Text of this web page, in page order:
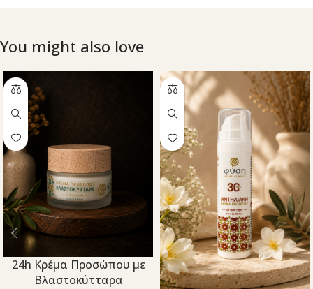
You might also love
24h Κρέμα Προσώπου με
Βλαστοκύτταρα